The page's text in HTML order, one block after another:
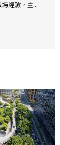
經驗，主修
等國際活動
視覺拍攝執